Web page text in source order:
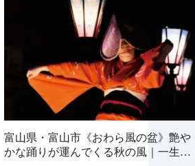
富山県・富山市《おわら風の盆》艶や
かな踊りが運んでくる秋の風｜一生に
Tradition SDGs